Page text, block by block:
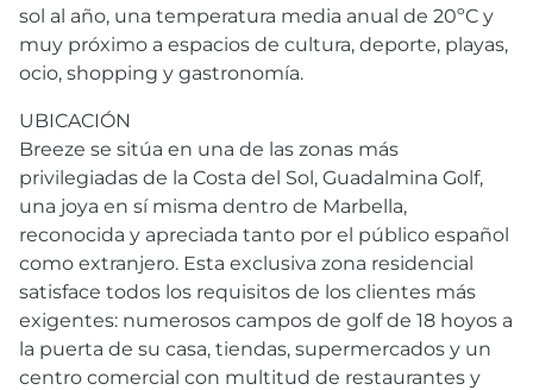
sol al año, una temperatura media anual de 20ºC y
muy próximo a espacios de cultura, deporte, playas,
ocio, shopping y gastronomía.
UBICACIÓN
Breeze se sitúa en una de las zonas más
privilegiadas de la Costa del Sol, Guadalmina Golf,
una joya en sí misma dentro de Marbella,
reconocida y apreciada tanto por el público español
como extranjero. Esta exclusiva zona residencial
satisface todos los requisitos de los clientes más
exigentes: numerosos campos de golf de 18 hoyos a
la puerta de su casa, tiendas, supermercados y un
centro comercial con multitud de restaurantes y